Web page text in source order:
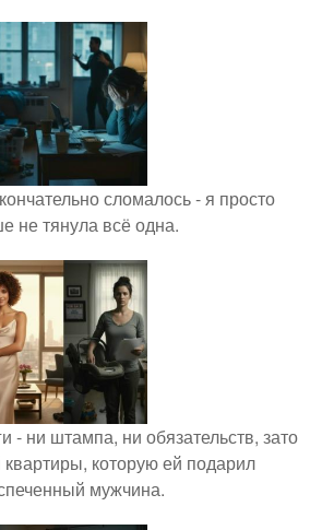
сломалось - я просто
не тянула всё одна.
- ни штампа, ни обязательств, зато
которую ей подарил
мужчина.